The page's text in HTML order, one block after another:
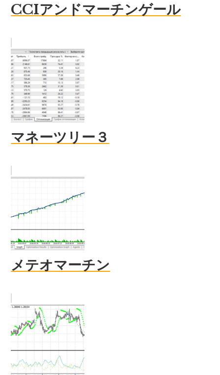
CCIアンドマーチンゲール
マネーツリー３
メテオマーチン